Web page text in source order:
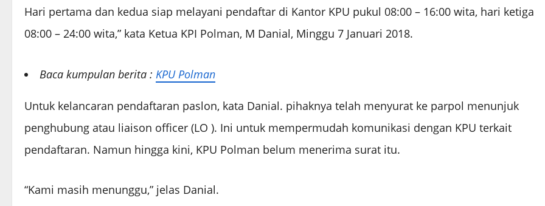
Hari pertama dan kedua siap melayani pendaftar di Kantor KPU pukul 08:00 – 16:00 wita, hari ketiga
08:00 – 24:00 wita,” kata Ketua KPI Polman, M Danial, Minggu 7 Januari 2018.
Baca kumpulan berita : KPU Polman
Untuk kelancaran pendaftaran paslon, kata Danial. pihaknya telah menyurat ke parpol menunjuk
penghubung atau liaison officer (LO ). Ini untuk mempermudah komunikasi dengan KPU terkait
pendaftaran. Namun hingga kini, KPU Polman belum menerima surat itu.
“Kami masih menunggu,” jelas Danial.